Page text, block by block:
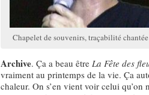
Chapelet de souvenirs, traçabilité
Archive. Ça a beau être La Fête des
vraiment au printemps de la vie. Ça
chaleur. On s’en vient voir celui